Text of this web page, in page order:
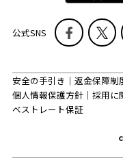
公式SNS
安全の手引き 返金保障制
個人情報保護方針
採用に
ベストレート保証